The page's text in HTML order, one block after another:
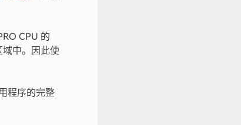
CPU 的
中。因此使
程序的完整